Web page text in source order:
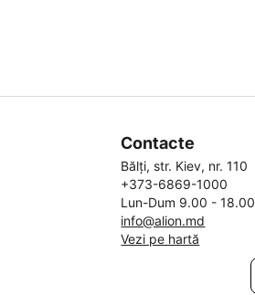
Contacte
Bălți, str. Kiev, nr. 110
+373-6869-1000
Lun-Dum 9.00 - 18.00
info@alion.md
Vezi pe hartă